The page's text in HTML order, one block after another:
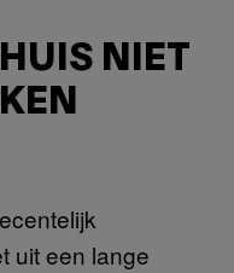
NIET
uit een lange